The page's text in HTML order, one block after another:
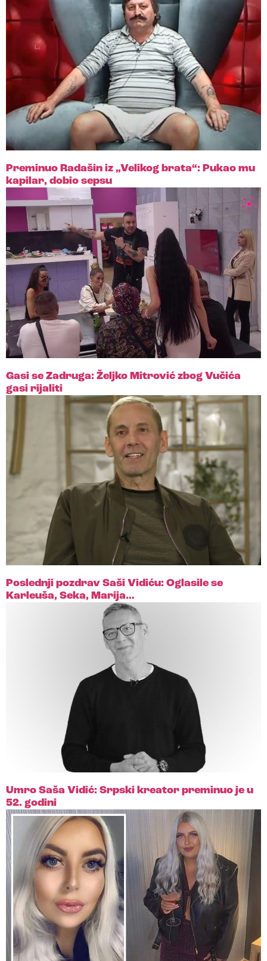
Preminuo Radašin iz „Velikog brata“: Pukao mu
kapilar, dobio sepsu
Gasi se Zadruga: Željko Mitrović zbog Vučića
gasi rijaliti
Poslednji pozdrav Saši Vidiću: Oglasile se
Karleuša, Seka, Marija…
Umro Saša Vidić: Srpski kreator preminuo je u
52. godini